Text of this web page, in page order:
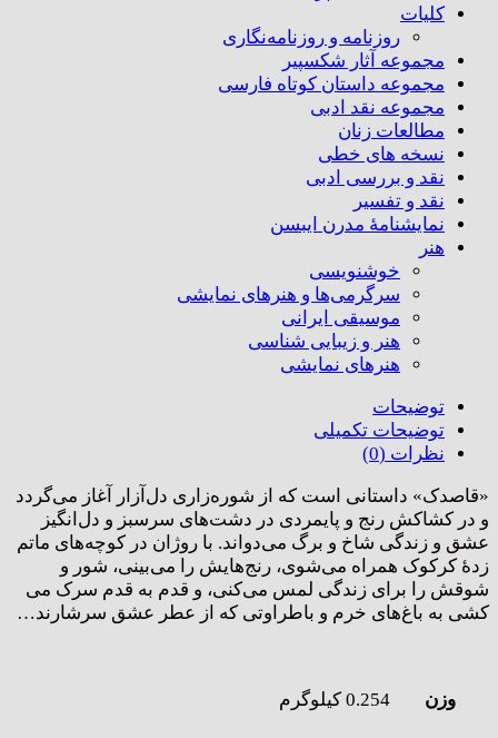
کلیات
روزنامه و روزنامه‌نگاری
مجموعه آثار شکسپیر
مجموعه داستان کوتاه فارسی
مجموعه نقد ادبی
مطالعات زنان
نسخه های خطی
نقد و بررسی ادبی
نقد و تفسیر
نمایشنامۀ مدرن ایبسن
هنر
خوشنویسی
سرگرمی‌ها و هنرهای نمایشی
موسیقی ایرانی
هنر و زیبایی شناسی
هنر‌های نمایشی
توضیحات
توضیحات تکمیلی
نظرات (0)
«قاصدک» داستانی است که از شوره‌زاری دل‌آزار آغاز می‌گردد
و در کشاکش رنج و پایمردی در دشت‌های سرسبز و دل‌انگیز
عشق و زندگی شاخ و برگ می‌دواند. با روژان در کوچه‌های ماتم
زدهٔ کرکوک همراه می‌شوی، رنج‌هایش را می‌بینی، شور و
شوقش را برای زندگی لمس می‌کنی، و قدم به قدم سرک می
کشی به باغ‌های خرم و باطراوتی که از عطر عشق سرشارند…
وزن 0.254 کیلوگرم